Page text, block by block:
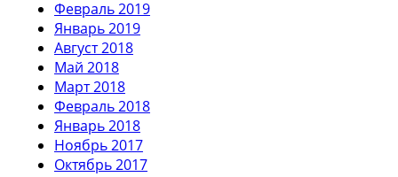
Февраль 2019
Январь 2019
Август 2018
Май 2018
Март 2018
Февраль 2018
Январь 2018
Ноябрь 2017
Октябрь 2017